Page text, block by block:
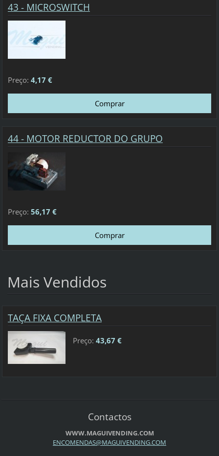
43 - MICROSWITCH
Preço: 4,17 €
44 - MOTOR REDUCTOR DO GRUPO
Preço: 56,17 €
Mais Vendidos
TAÇA FIXA COMPLETA
Preço: 43,67 €
Contactos
WWW.MAGUIVENDING.COM
ENCOMENDAS@MAGUIVENDING.COM